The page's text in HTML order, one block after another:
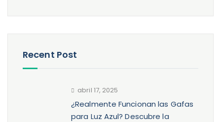
Recent Post
abril 17, 2025
¿Realmente Funcionan las Gafas
para Luz Azul? Descubre la